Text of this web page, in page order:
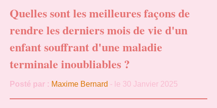
Quelles sont les meilleures façons de
rendre les derniers mois de vie d'un
enfant souffrant d'une maladie
terminale inoubliables ?
Posté par : Maxime Bernard - le 30 Janvier 2025